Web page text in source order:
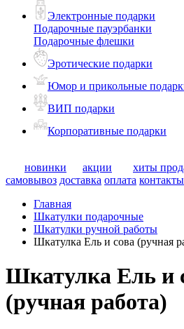
Электронные подарки
Подарочные пауэрбанки
Подарочные флешки
Эротические подарки
Юмор и прикольные
ВИП подарки
Корпоративные подарки
новинки акции
хиты
самовывоз доставка оплата контакты
Главная
Шкатулки подарочные
Шкатулки ручной работы
Шкатулка Ель и сова (ручная
Шкатулка Ель и
(ручная работа)